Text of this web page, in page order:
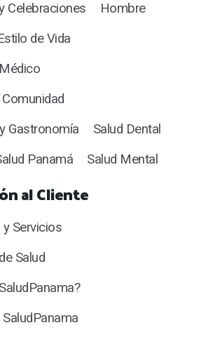
Celebraciones
Hombre
de Vida
Gastronomía
Salud Dental
Panamá
Salud Mental
al Cliente
Servicios
Salud